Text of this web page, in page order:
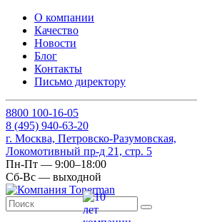
О компании
Качество
Новости
Блог
Контакты
Письмо директору
8800 100-16-05
8 (495) 940-63-20
г. Москва, Петровско-Разумовская,
Локомотивный пр-д 21, стр. 5
Пн-Пт — 9:00–18:00
Сб-Вс — выходной